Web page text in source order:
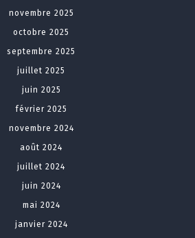
novembre 2025
octobre 2025
septembre 2025
juillet 2025
juin 2025
février 2025
novembre 2024
août 2024
juillet 2024
juin 2024
mai 2024
janvier 2024